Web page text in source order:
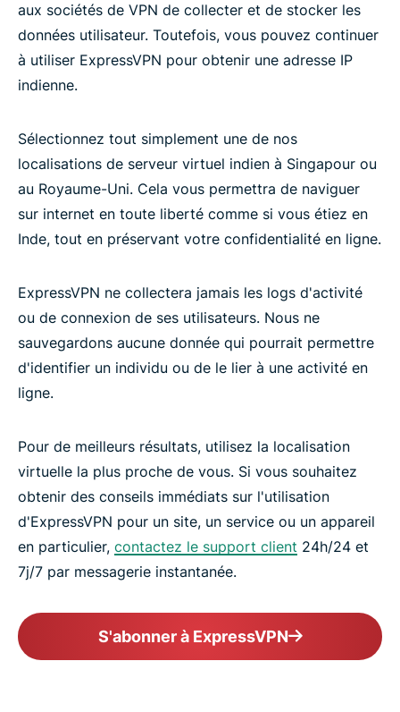
aux sociétés de VPN de collecter et de stocker les
données utilisateur. Toutefois, vous pouvez continuer
à utiliser ExpressVPN pour obtenir une adresse IP
indienne.
Sélectionnez tout simplement une de nos
localisations de serveur virtuel indien à Singapour ou
au Royaume-Uni. Cela vous permettra de naviguer
sur internet en toute liberté comme si vous étiez en
Inde, tout en préservant votre confidentialité en ligne.
ExpressVPN ne collectera jamais les logs d'activité
ou de connexion de ses utilisateurs. Nous ne
sauvegardons aucune donnée qui pourrait permettre
d'identifier un individu ou de le lier à une activité en
ligne.
Pour de meilleurs résultats, utilisez la localisation
virtuelle la plus proche de vous. Si vous souhaitez
obtenir des conseils immédiats sur l'utilisation
d'ExpressVPN pour un site, un service ou un appareil
en particulier, contactez le support client 24h/24 et
7j/7 par messagerie instantanée.
S'abonner à ExpressVPN